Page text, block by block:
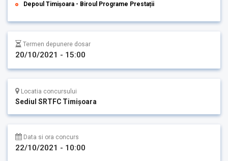
Depoul Timișoara - Biroul Programe Prestații
Termen depunere dosar
20/10/2021 - 15:00
Locatia concursului
Sediul SRTFC Timişoara
Data si ora concurs
22/10/2021 - 10:00